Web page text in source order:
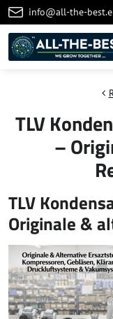
info@all-the-
TLV
–
TLV
Originale &